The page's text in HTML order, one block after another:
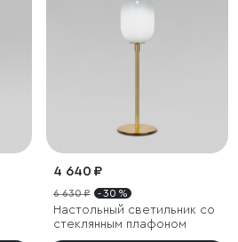
4 640 ₽
6 630 ₽ - 30 %
Настольный светильник со
стеклянным плафоном